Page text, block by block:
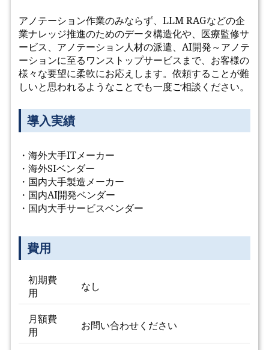
アノテーション作業のみならず、LLM RAGなどの企
業ナレッジ推進のためのデータ構造化や、医療監修サ
ービス、アノテーション人材の派遣、AI開発～アノテ
ーションに至るワンストップサービスまで、お客様の
様々な要望に柔軟にお応えします。依頼することが難
しいと思われるようなことでも一度ご相談ください。
導入実績
・海外大手ITメーカー
・海外SIベンダー
・国内大手製造メーカー
・国内AI開発ベンダー
・国内大手サービスベンダー
費用
初期費
用
なし
月額費
用
お問い合わせください